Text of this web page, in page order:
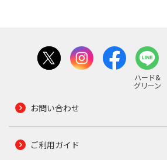
ハード&
グリーン
お問い合わせ
ご利用ガイド